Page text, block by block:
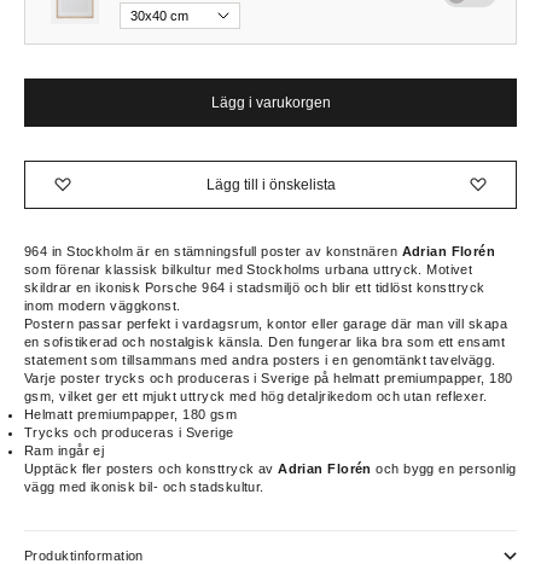
Lägg i varukorgen
Lägg till i önskelista
964 in Stockholm är en stämningsfull poster av konstnären Adrian Florén
som förenar klassisk bilkultur med Stockholms urbana uttryck. Motivet
skildrar en ikonisk Porsche 964 i stadsmiljö och blir ett tidlöst konsttryck
inom modern väggkonst.
Postern passar perfekt i vardagsrum, kontor eller garage där man vill skapa
en sofistikerad och nostalgisk känsla. Den fungerar lika bra som ett ensamt
statement som tillsammans med andra posters i en genomtänkt tavelvägg.
Varje poster trycks och produceras i Sverige på helmatt premiumpapper, 180
gsm, vilket ger ett mjukt uttryck med hög detaljrikedom och utan reflexer.
Helmatt premiumpapper, 180 gsm
Trycks och produceras i Sverige
Ram ingår ej
Upptäck fler posters och konsttryck avAdrian Florén och bygg en personlig
vägg med ikonisk bil- och stadskultur.
Produktinformation